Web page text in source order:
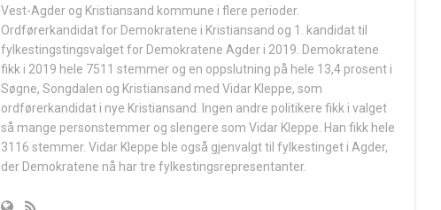
Vest-Agder og Kristiansand kommune i flere perioder.
Ordførerkandidat for Demokratene i Kristiansand og 1. kandidat til
fylkestingstingsvalget for Demokratene Agder i 2019. Demokratene
fikk i 2019 hele 7511 stemmer og en oppslutning på hele 13,4 prosent i
Søgne, Songdalen og Kristiansand med Vidar Kleppe, som
ordførerkandidat i nye Kristiansand. Ingen andre politikere fikk i valget
så mange personstemmer og slengere som Vidar Kleppe. Han fikk hele
3116 stemmer. Vidar Kleppe ble også gjenvalgt til fylkestinget i Agder,
der Demokratene nå har tre fylkestingsrepresentanter.